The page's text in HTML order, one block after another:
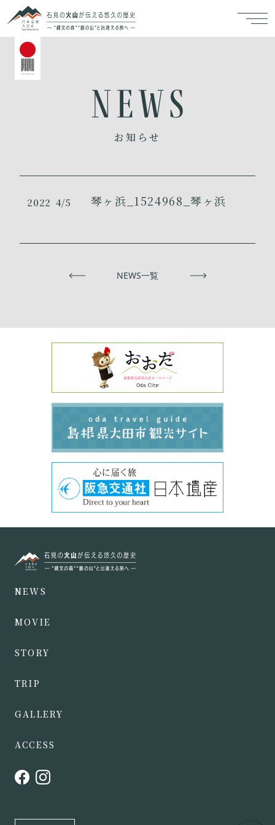
お知らせ
2022 4/5 琴ヶ浜_1524968_琴ヶ浜
NEWS一覧
NEWS
MOVIE
STORY
TRIP
GALLERY
ACCESS